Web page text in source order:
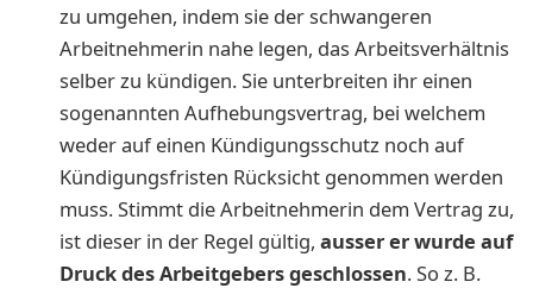
zu umgehen, indem sie der schwangeren
Arbeitnehmerin nahe legen, das Arbeitsverhältnis
selber zu kündigen. Sie unterbreiten ihr einen
sogenannten Aufhebungsvertrag, bei welchem
weder auf einen Kündigungsschutz noch auf
Kündigungsfristen Rücksicht genommen werden
muss. Stimmt die Arbeitnehmerin dem Vertrag zu,
ist dieser in der Regel gültig, ausser er wurde auf
Druck des Arbeitgebers geschlossen. So z. B.